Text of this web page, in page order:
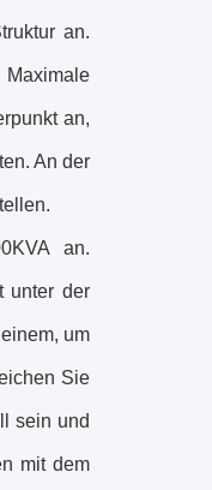
an.
an,
An der
an.
unter der
um
Sie
sein und
mit dem